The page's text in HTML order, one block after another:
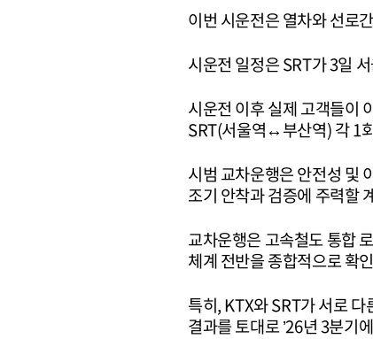
이번 시운전은 열차와 선로
시운전 일정은 SRT가 3일
시운전 이후 실제 고객들이
SRT(서울역↔부산역) 각 1
시범 교차운행은 안전성 및
조기 안착과 검증에 주력할
교차운행은 고속철도 통합
체계 전반을 종합적으로 확
특히, KTX와 SRT가 서로
결과를 토대로 ’26년 3분기